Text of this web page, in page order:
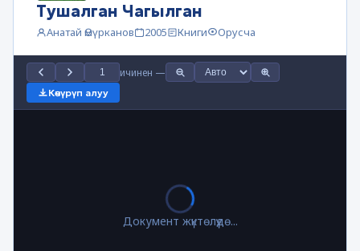
Тушалган Чагылган
Анатай Өмүрканов 2005 Книги Орусча
ичинен —
Көчүрүп алуу
Документ жүктөлүүдө...